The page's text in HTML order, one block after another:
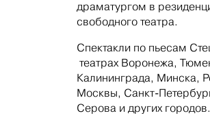
драматургом в
свободного театра.
Спектакли по пьесам
театрах Воронежа,
Калининграда, Минска,
Москвы, Санкт-
Серова и других городов.